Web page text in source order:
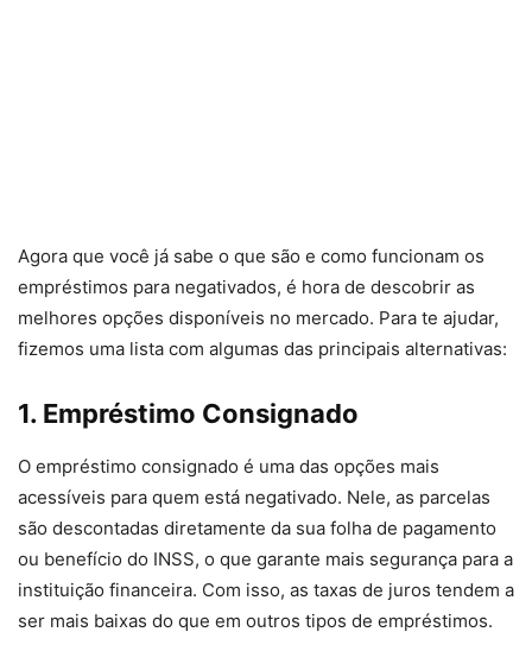
Agora que você já sabe o que são e como funcionam os
empréstimos para negativados, é hora de descobrir as
melhores opções disponíveis no mercado. Para te ajudar,
fizemos uma lista com algumas das principais alternativas:
1. Empréstimo Consignado
O empréstimo consignado é uma das opções mais
acessíveis para quem está negativado. Nele, as parcelas
são descontadas diretamente da sua folha de pagamento
ou benefício do INSS, o que garante mais segurança para a
instituição financeira. Com isso, as taxas de juros tendem a
ser mais baixas do que em outros tipos de empréstimos.